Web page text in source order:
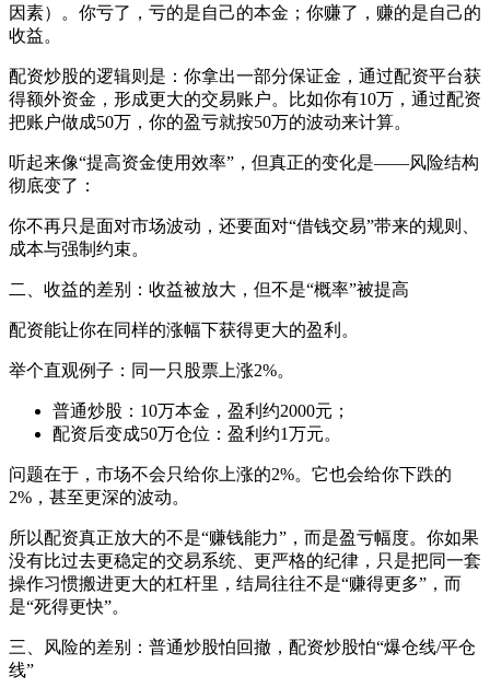
因素）。你亏了，亏的是自己的本金；你赚了，赚的是自己的
收益。
配资炒股的逻辑则是：你拿出一部分保证金，通过配资平台获
得额外资金，形成更大的交易账户。比如你有10万，通过配资
把账户做成50万，你的盈亏就按50万的波动来计算。
听起来像“提高资金使用效率”，但真正的变化是——风险结构
彻底变了：
你不再只是面对市场波动，还要面对“借钱交易”带来的规则、
成本与强制约束。
二、收益的差别：收益被放大，但不是“概率”被提高
配资能让你在同样的涨幅下获得更大的盈利。
举个直观例子：同一只股票上涨2%。
普通炒股：10万本金，盈利约2000元；
配资后变成50万仓位：盈利约1万元。
问题在于，市场不会只给你上涨的2%。它也会给你下跌的
2%，甚至更深的波动。
所以配资真正放大的不是“赚钱能力”，而是盈亏幅度。你如果
没有比过去更稳定的交易系统、更严格的纪律，只是把同一套
操作习惯搬进更大的杠杆里，结局往往不是“赚得更多”，而
是“死得更快”。
三、风险的差别：普通炒股怕回撤，配资炒股怕“爆仓线/平仓
线”